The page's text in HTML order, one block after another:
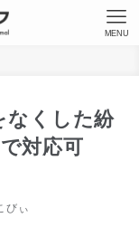
MENU
くした紛
対応可
びぃ